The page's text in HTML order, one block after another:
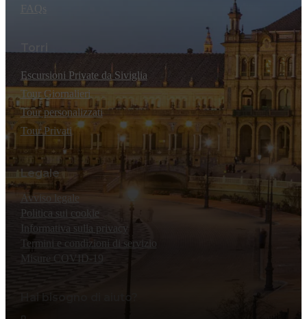
FAQs
Escursioni Private da Siviglia
Tour Giornalieri
Tour personalizzati
Tour Privati
Legale
Avviso legale
Politica sui cookie
Informativa sulla privacy
Termini e condizioni di servizio
Misure COVID-19